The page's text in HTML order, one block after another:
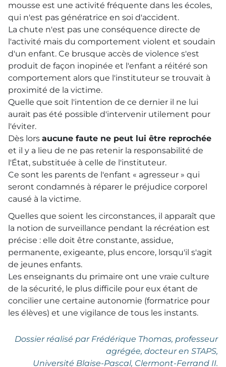
mousse est une activité fréquente dans les écoles,
qui n'est pas génératrice en soi d'accident.
La chute n'est pas une conséquence directe de
l'activité mais du comportement violent et soudain
d'un enfant. Ce brusque accès de violence s'est
produit de façon inopinée et l'enfant a réitéré son
comportement alors que l'instituteur se trouvait à
proximité de la victime.
Quelle que soit l'intention de ce dernier il ne lui
aurait pas été possible d'intervenir utilement pour
l'éviter.
Dès lors aucune faute ne peut lui être reprochée
et il y a lieu de ne pas retenir la responsabilité de
l'État, substituée à celle de l'instituteur.
Ce sont les parents de l'enfant « agresseur » qui
seront condamnés à réparer le préjudice corporel
causé à la victime.
Quelles que soient les circonstances, il apparaît que
la notion de surveillance pendant la récréation est
précise : elle doit être constante, assidue,
permanente, exigeante, plus encore, lorsqu'il s'agit
de jeunes enfants.
Les enseignants du primaire ont une vraie culture
de la sécurité, le plus difficile pour eux étant de
concilier une certaine autonomie (formatrice pour
les élèves) et une vigilance de tous les instants.
Dossier réalisé par Frédérique Thomas, professeur
agrégée, docteur en STAPS,
Université Blaise-Pascal, Clermont-Ferrand II.